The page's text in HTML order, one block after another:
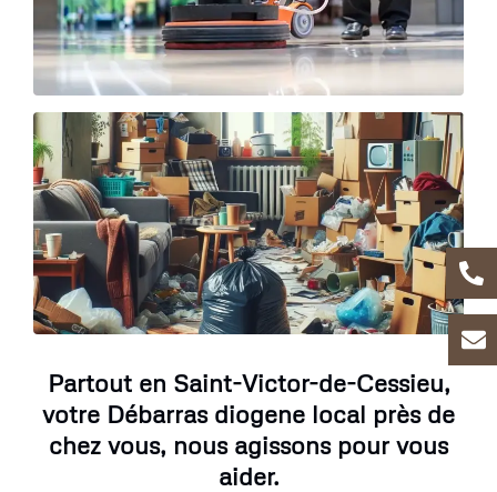
Partout en Saint-Victor-de-Cessieu,
votre Débarras diogene local près de
chez vous, nous agissons pour vous
aider.